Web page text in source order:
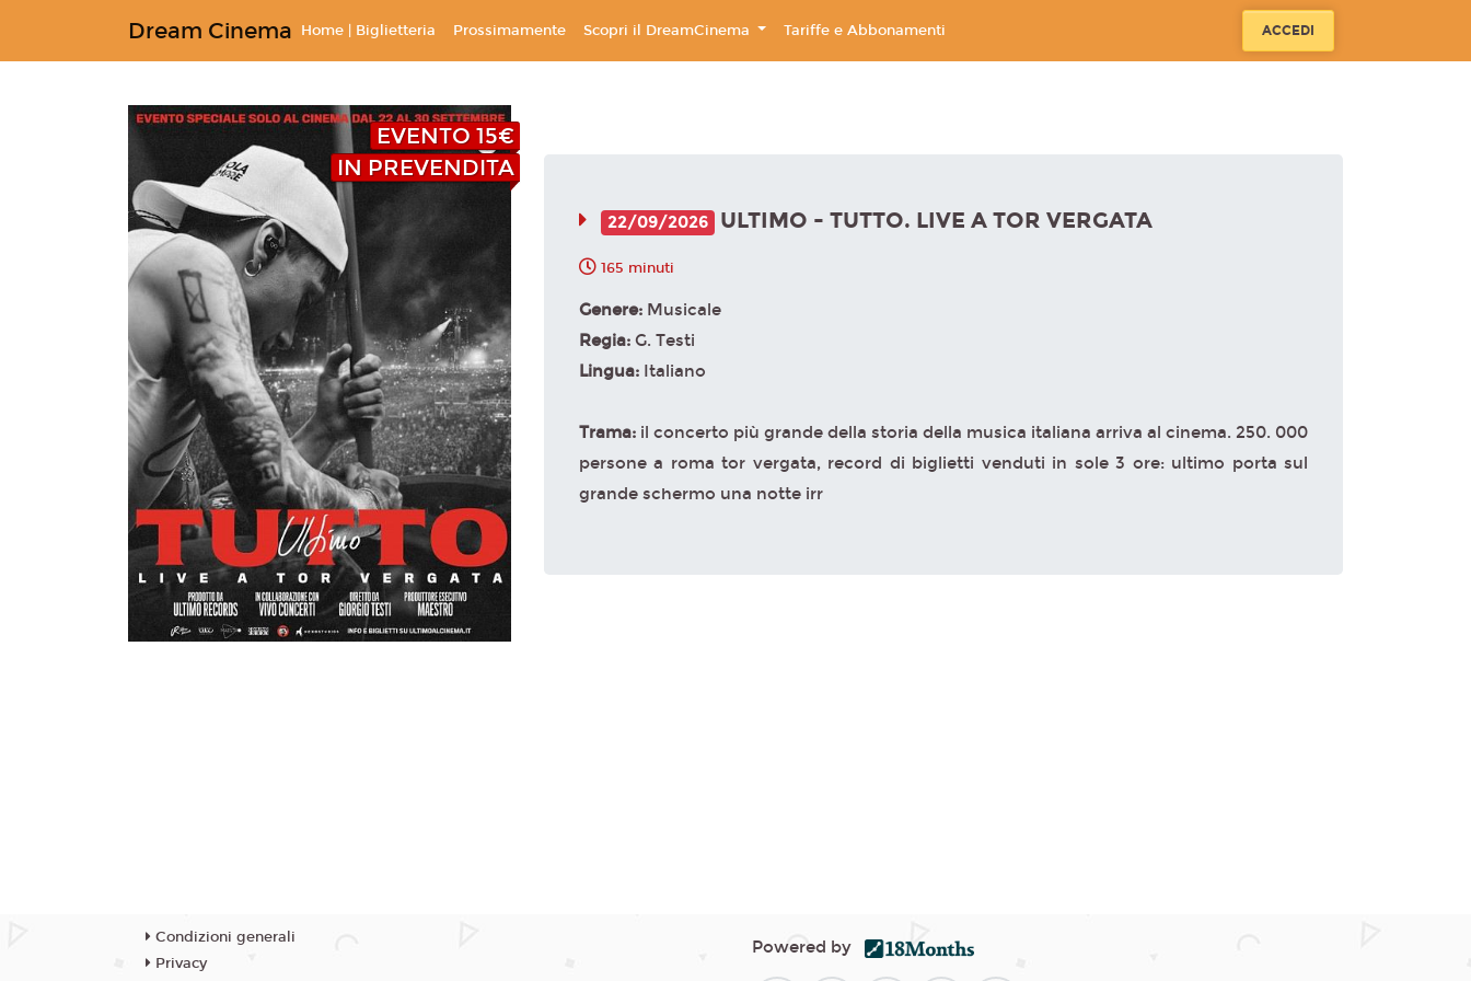
Dream Cinema Home | Biglietteria Prossimamente Scopri il DreamCinema Tariffe e Abbonamenti ACCEDI
EVENTO 15€
IN PREVENDITA
22/09/2026 ULTIMO - TUTTO. LIVE A TOR VERGATA
165 minuti
Genere: Musicale
Regia: G. Testi
Lingua: Italiano
Trama: il concerto più grande della storia della musica italiana arriva al cinema. 250. 000
persone a roma tor vergata, record di biglietti venduti in sole 3 ore: ultimo porta sul
grande schermo una notte irr
Condizioni generali
Privacy
Powered by